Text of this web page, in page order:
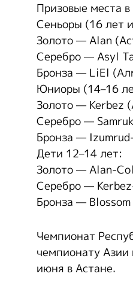
Призовые места
Сеньоры (16 лет
Золото — Alan
Серебро — Asyl
Бронза — LiEl
Юниоры (14–16
Золото — Kerbez
Серебро —
Бронза —
Дети 12–14 лет:
Золото — Alan-
Серебро —
Бронза —
Чемпионат
чемпионату Азии
июня в Астане.